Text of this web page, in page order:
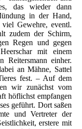
das wieder dann
in der Hand,
Gewehre, eventl.
zudem der Schirm,
Regen und gegen
mit einem
Reitersmann einher.
an Mähne, Sattel
fest. – Auf dem
wir zunächst vom
höflichst empfangen
geführt. Dort saßen
und Vertreter der
erstere mit